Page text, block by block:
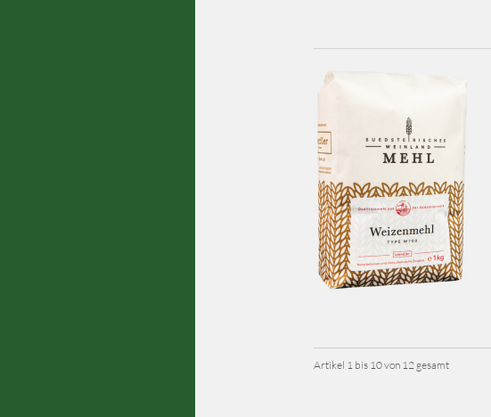
Artikel 1 bis 10 von 12 gesamt